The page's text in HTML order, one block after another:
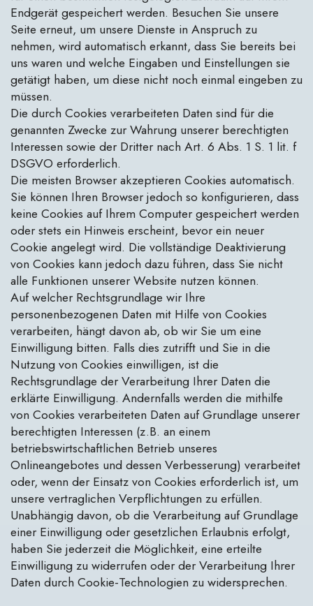
Endgerät gespeichert werden. Besuchen Sie unsere
Seite erneut, um unsere Dienste in Anspruch zu
nehmen, wird automatisch erkannt, dass Sie bereits bei
uns waren und welche Eingaben und Einstellungen sie
getätigt haben, um diese nicht noch einmal eingeben zu
müssen.
Die durch Cookies verarbeiteten Daten sind für die
genannten Zwecke zur Wahrung unserer berechtigten
Interessen sowie der Dritter nach Art. 6 Abs. 1 S. 1 lit. f
DSGVO erforderlich.
Die meisten Browser akzeptieren Cookies automatisch.
Sie können Ihren Browser jedoch so konfigurieren, dass
keine Cookies auf Ihrem Computer gespeichert werden
oder stets ein Hinweis erscheint, bevor ein neuer
Cookie angelegt wird. Die vollständige Deaktivierung
von Cookies kann jedoch dazu führen, dass Sie nicht
alle Funktionen unserer Website nutzen können.
Auf welcher Rechtsgrundlage wir Ihre
personenbezogenen Daten mit Hilfe von Cookies
verarbeiten, hängt davon ab, ob wir Sie um eine
Einwilligung bitten. Falls dies zutrifft und Sie in die
Nutzung von Cookies einwilligen, ist die
Rechtsgrundlage der Verarbeitung Ihrer Daten die
erklärte Einwilligung. Andernfalls werden die mithilfe
von Cookies verarbeiteten Daten auf Grundlage unserer
berechtigten Interessen (z.B. an einem
betriebswirtschaftlichen Betrieb unseres
Onlineangebotes und dessen Verbesserung) verarbeitet
oder, wenn der Einsatz von Cookies erforderlich ist, um
unsere vertraglichen Verpflichtungen zu erfüllen.
Unabhängig davon, ob die Verarbeitung auf Grundlage
einer Einwilligung oder gesetzlichen Erlaubnis erfolgt,
haben Sie jederzeit die Möglichkeit, eine erteilte
Einwilligung zu widerrufen oder der Verarbeitung Ihrer
Daten durch Cookie-Technologien zu widersprechen.